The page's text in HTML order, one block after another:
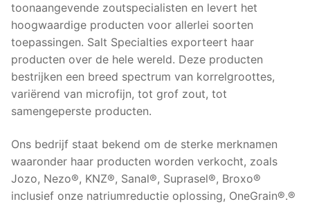
toonaangevende zoutspecialisten en levert het
hoogwaardige producten voor allerlei soorten
toepassingen. Salt Specialties exporteert haar
producten over de hele wereld. Deze producten
bestrijken een breed spectrum van korrelgroottes,
variërend van microfijn, tot grof zout, tot
samengeperste producten.
Ons bedrijf staat bekend om de sterke merknamen
waaronder haar producten worden verkocht, zoals
Jozo, Nezo®, KNZ®, Sanal®, Suprasel®, Broxo®
inclusief onze natriumreductie oplossing, OneGrain®.®